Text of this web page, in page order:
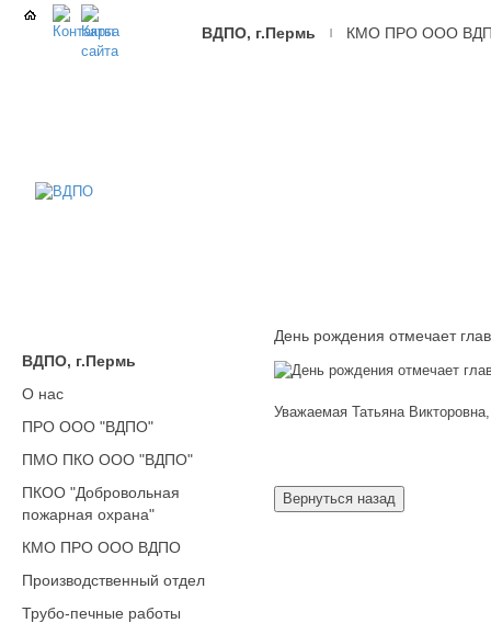
ВДПО, г.Пермь КМО ПРО ООО
ВДПО, г.Пермь
О нас
ПРО ООО "ВДПО"
ПМО ПКО ООО "ВДПО"
ПКОО "Добровольная
пожарная охрана"
КМО ПРО ООО ВДПО
Производственный отдел
Трубо-печные работы
День рождения отмечает
Уважаемая Татьяна